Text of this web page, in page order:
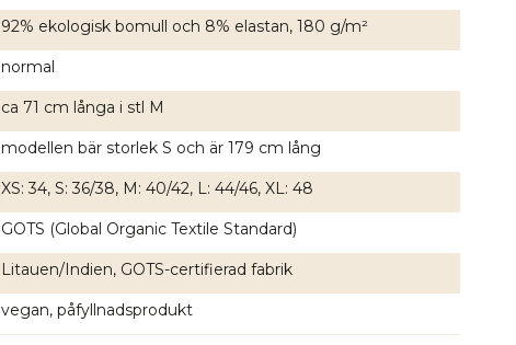
92% ekologisk bomull och 8% elastan, 180 g/m²
normal
ca 71 cm långa i stl M
modellen bär storlek S och är 179 cm lång
XS: 34, S: 36/38, M: 40/42, L: 44/46, XL: 48
GOTS (Global Organic Textile Standard)
Litauen/Indien, GOTS-certifierad fabrik
vegan, påfyllnadsprodukt